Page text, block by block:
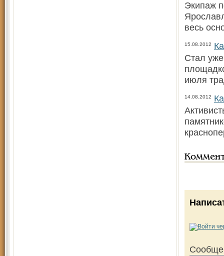
Экипаж
весь
15.08.2012
Стал
июля
14.08.2012